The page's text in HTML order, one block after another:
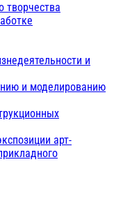
творчества
и
и моделированию
арт-